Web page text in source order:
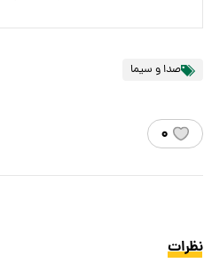
صدا و سیما
۰
نظرات